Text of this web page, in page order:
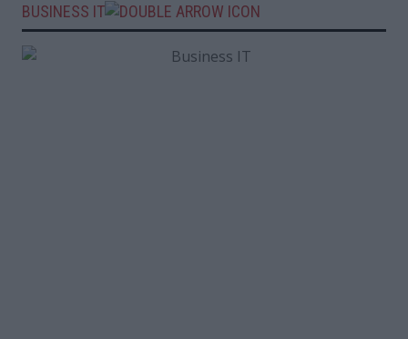
BUSINESS IT